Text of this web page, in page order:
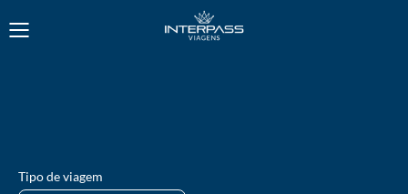
Tipo de viagem